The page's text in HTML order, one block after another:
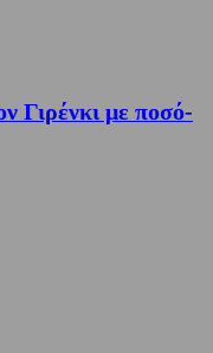
Γιρένκι με ποσό-